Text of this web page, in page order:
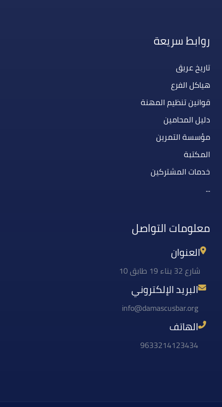
روابط سريعة
تاريخ عريق
هياكل الفرع
قوانين تنظيم المهنة
دليل المحامين
مؤسسة التمرين
المكتبة
خدمات المشتركين
...
معلومات التواصل
العنوان
شارع 32 بناء 19 طابق 10
البريد الإلكتروني
info@damascusbar.org
الهاتف
9633214123434